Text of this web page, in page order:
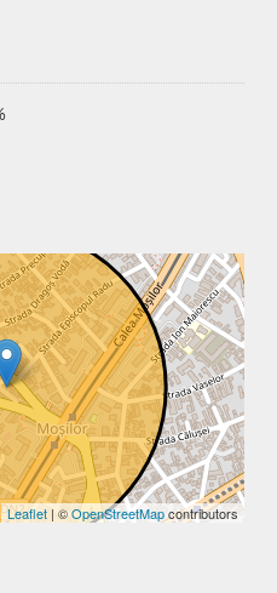
Leaflet | ©OpenStreetMapcontributors